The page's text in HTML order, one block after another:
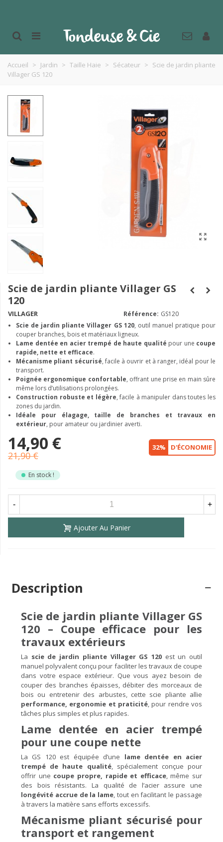
Accueil > Jardin > Taille Haie > Sécateur > Scie de jardin pliante
Villager GS 120
Scie de jardin pliante Villager GS
120
VILLAGER Référence: GS120
Scie de jardin pliante Villager GS 120, outil manuel pratique pour
couper branches, bois et matériaux ligneux.
Lame dentée en acier trempé de haute qualité pour une coupe
rapide, nette et efficace.
Mécanisme pliant sécurisé, facile à ouvrir et à ranger, idéal pour le
transport.
Poignée ergonomique confortable, offrant une prise en main sûre
même lors d’utilisations prolongées.
Construction robuste et légère, facile à manipuler dans toutes les
zones du jardin.
Idéale pour élagage, taille de branches et travaux en
extérieur, pour amateur ou jardinier averti.
14,90 €
21,90 €
32% D'ÉCONOMIE
En stock !
- +
Ajouter Au Panier
Description
Scie de jardin pliante Villager GS
120 – Coupe efficace pour les
travaux extérieurs
La scie de jardin pliante Villager GS 120est un outil
manuel polyvalent conçu pour faciliter les travaux de coupe
dans votre espace extérieur. Que vous ayez besoin de
couper des branches épaisses, débiter des morceaux de
bois ou entretenir des arbustes, cette scie pliante allie
performance, ergonomie et praticité , pour rendre vos
tâches plus simples et plus rapides.
Lame dentée en acier trempé
pour une coupe nette
La GS 120 est équipée d’une lame dentée en acier
trempé de haute qualité, spécialement conçue pour
offrir une coupe propre, rapide et efficace, même sur
des bois résistants. La qualité de l’acier assure une
longévité accrue de la lame , tout en facilitant le passage
à travers la matière sans efforts excessifs.
Mécanisme pliant sécurisé pour
transport et rangement